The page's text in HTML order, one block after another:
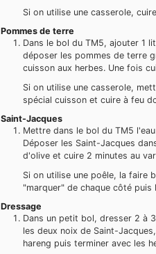
Si on utilise une casserole,
Pommes de terre
Dans le bol du TM5, ajouter 1
déposer les pommes de terre
cuisson aux herbes. Une fois
Si on utilise une casserole,
spécial cuisson et cuire à feu
Saint-Jacques
Mettre dans le bol du TM5
Déposer les Saint-Jacques
d'olive et cuire 2 minutes au
Si on utilise une poêle, la faire
"marquer" de chaque côté
Dressage
Dans un petit bol, dresser 2 à
les deux noix de Saint-
hareng puis terminer avec les